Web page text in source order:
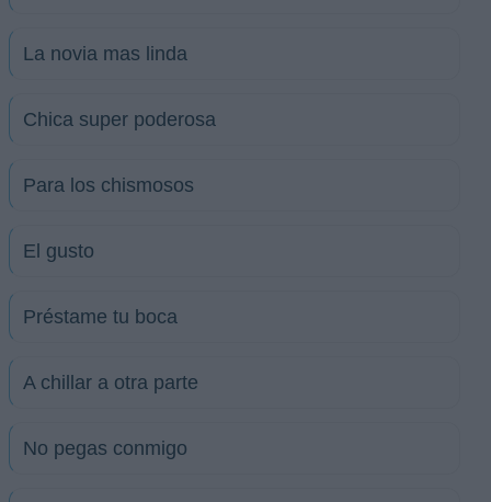
La novia mas linda
Chica super poderosa
Para los chismosos
El gusto
Préstame tu boca
A chillar a otra parte
No pegas conmigo